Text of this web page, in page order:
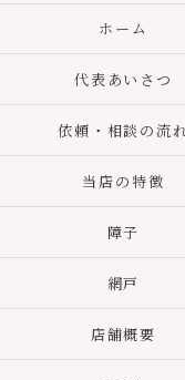
ホーム
代表あいさつ
依頼・相談の流
当店の特徴
障子
網戸
店舗概要